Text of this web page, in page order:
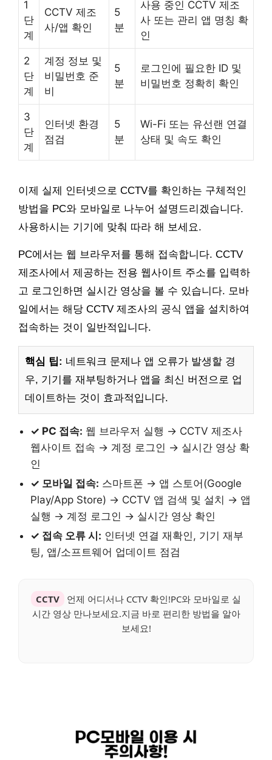
1
단
계
CCTV 제조
사/앱 확인
5
분
사용 중인 CCTV 제조
사 또는 관리 앱 명칭 확
인
2
단
계
계정 정보 및
비밀번호 준
비
5
분
로그인에 필요한 ID 및
비밀번호 정확히 확인
3
단
계
인터넷 환경
점검
5
분
Wi-Fi 또는 유선랜 연결
상태 및 속도 확인
이제 실제 인터넷으로 CCTV를 확인하는 구체적인
방법을 PC와 모바일로 나누어 설명드리겠습니다.
사용하시는 기기에 맞춰 따라 해 보세요.
PC에서는 웹 브라우저를 통해 접속합니다. CCTV
제조사에서 제공하는 전용 웹사이트 주소를 입력하
고 로그인하면 실시간 영상을 볼 수 있습니다. 모바
일에서는 해당 CCTV 제조사의 공식 앱을 설치하여
접속하는 것이 일반적입니다.
핵심 팁: 네트워크 문제나 앱 오류가 발생할 경
우, 기기를 재부팅하거나 앱을 최신 버전으로 업
데이트하는 것이 효과적입니다.
✓ PC 접속: 웹 브라우저 실행 → CCTV 제조사
웹사이트 접속 → 계정 로그인 → 실시간 영상 확
인
✓ 모바일 접속: 스마트폰 → 앱 스토어(Google
Play/App Store) → CCTV 앱 검색 및 설치 → 앱
실행 → 계정 로그인 → 실시간 영상 확인
✓ 접속 오류 시: 인터넷 연결 재확인, 기기 재부
팅, 앱/소프트웨어 업데이트 점검
CCTV
언제 어디서나 CCTV 확인!PC와 모바일로 실
시간 영상 만나보세요.지금 바로 편리한 방법을 알아
보세요!